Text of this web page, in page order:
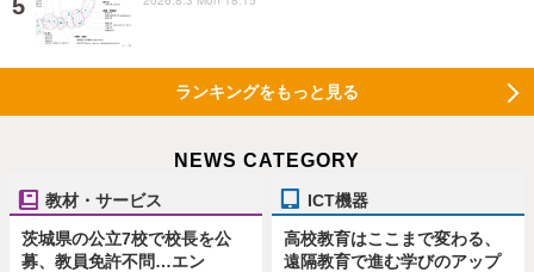
ランキングをもっと見る
NEWS CATEGORY
教材・サービス
茨城県の公立7校で校長を公
募、教員免許不問…エン
ICT機器
高校教育はここまで変わる、
遠隔教育で進む学びのアップ